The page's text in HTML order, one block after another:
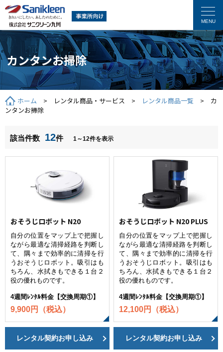
カンタンお掃除
ホーム > レンタル商品・サービス > レンタル商品一覧 > カ
ンタンお掃除
該当件数 12件 1～12件を表示
おそうじロボット N20
自分の位置をマップ上で把握し
ながら最適な清掃経路を判断し
て、隅々まで効率的に清掃を行
うおそうじロボット。吸引はも
ちろん、水拭きもできる１台２
役の優れものです。
4週間ﾚﾝﾀﾙ料金【交換周期①】
9,900円（税込）
レンタル契約お申し込み
おそうじロボット N20 PLUS
自分の位置をマップ上で把握し
ながら最適な清掃経路を判断し
て、隅々まで効率的に清掃を行
うおそうじロボット。吸引はも
ちろん、水拭きもできる１台２
役の優れものです。
4週間ﾚﾝﾀﾙ料金【交換周期①】
12,100円（税込）
レンタル契約お申し込み